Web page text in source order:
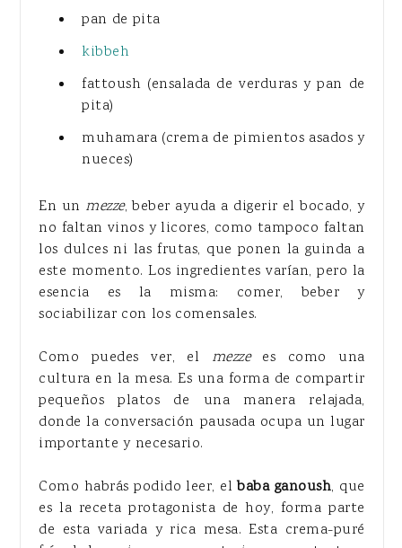
pan de pita
kibbeh
fattoush (ensalada de verduras y pan de
pita)
muhamara (crema de pimientos asados y
nueces)
En un mezze, beber ayuda a digerir el bocado, y
no faltan vinos y licores, como tampoco faltan
los dulces ni las frutas, que ponen la guinda a
este momento. Los ingredientes varían, pero la
esencia es la misma: comer, beber y
sociabilizar con los comensales.
Como puedes ver, el mezzees como una
cultura en la mesa. Es una forma de compartir
pequeños platos de una manera relajada,
donde la conversación pausada ocupa un lugar
importante y necesario.
Como habrás podido leer, elbaba ganoush, que
es la receta protagonista de hoy, forma parte
de esta variada y rica mesa. Esta crema-puré